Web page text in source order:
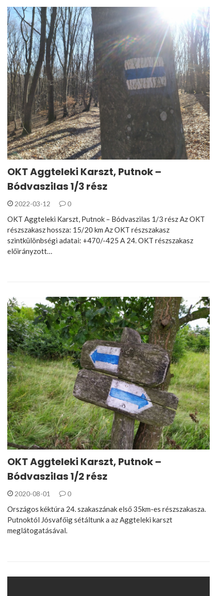
OKT Aggteleki Karszt, Putnok –
Bódvaszilas 1/3 rész
2022-03-12 0
OKT Aggteleki Karszt, Putnok – Bódvaszilas 1/3 rész Az OKT
részszakasz hossza: 15/20 km Az OKT részszakasz
szintkülönbségi adatai: +470/-425 A 24. OKT részszakasz
előirányzott…
OKT Aggteleki Karszt, Putnok –
Bódvaszilas 1/2 rész
2020-08-01 0
Országos kéktúra 24. szakaszának első 35km-es részszakasza.
Putnoktól Jósvafőig sétáltunk a az Aggteleki karszt
meglátogatásával.